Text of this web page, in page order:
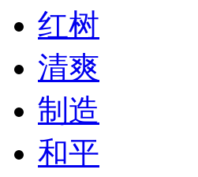
红树
清爽
制造
和平